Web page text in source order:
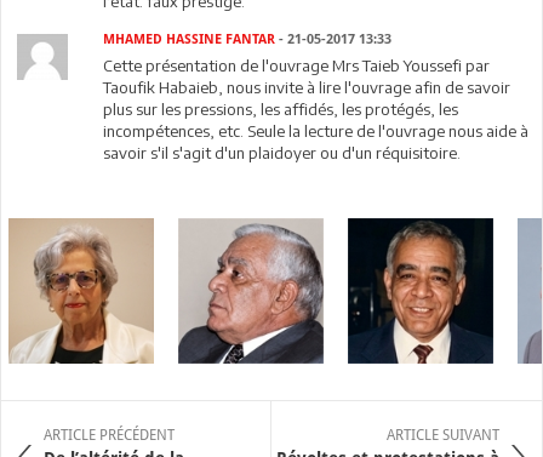
MHAMED HASSINE FANTAR - 21-05-2017 13:33
Cette présentation de l'ouvrage Mrs Taieb Youssefi par
Taoufik Habaieb, nous invite à lire l'ouvrage afin de savoir
plus sur les pressions, les affidés, les protégés, les
incompétences, etc. Seule la lecture de l'ouvrage nous aide à
savoir s'il s'agit d'un plaidoyer ou d'un réquisitoire.
ARTICLE PRÉCÉDENT ARTICLE SUIVANT